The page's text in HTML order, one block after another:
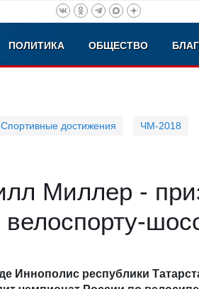
ПОЛИТИКА ОБЩЕСТВО
Спортивные достижения ЧМ-2018
Миллер -
Иннополис республики